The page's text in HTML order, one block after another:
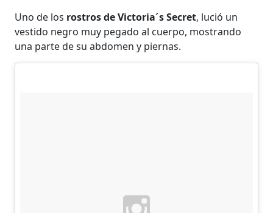
Uno de los rostros de Victoria´s Secret, lució un
vestido negro muy pegado al cuerpo, mostrando
una parte de su abdomen y piernas.